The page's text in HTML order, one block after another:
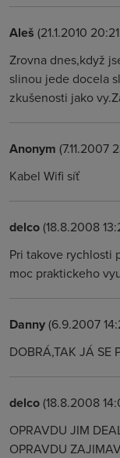
Aleš (21.1.2010
Zrovna dnes,když
slinou jede docela
zkušenosti jako
Anonym (7.11.2007
Kabel Wifi síť
delco(18.8.2008
Pri takove rychlosti
moc praktickeho
Danny(6.9.2007
DOBRÁ,TAK JÁ SE
delco(18.8.2008
OPRAVDU JIM
OPRAVDU